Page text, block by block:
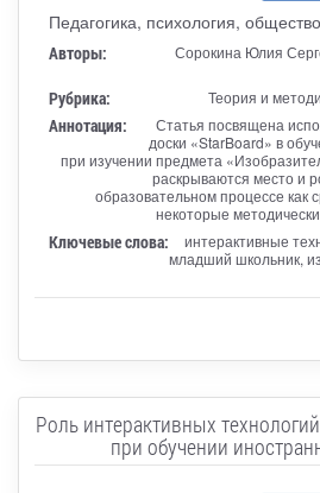
Педагогика, психология,
Авторы:
Сорокина Юлия
Рубрика: Теория и
Аннотация:
Статья посвящена
доски «StarBoard» в
при изучении предмета
раскрываются место и
образовательном процессе как
некоторые
Ключевые слова:
интерактивные
младший школьник,
Роль интерактивных
при обучении